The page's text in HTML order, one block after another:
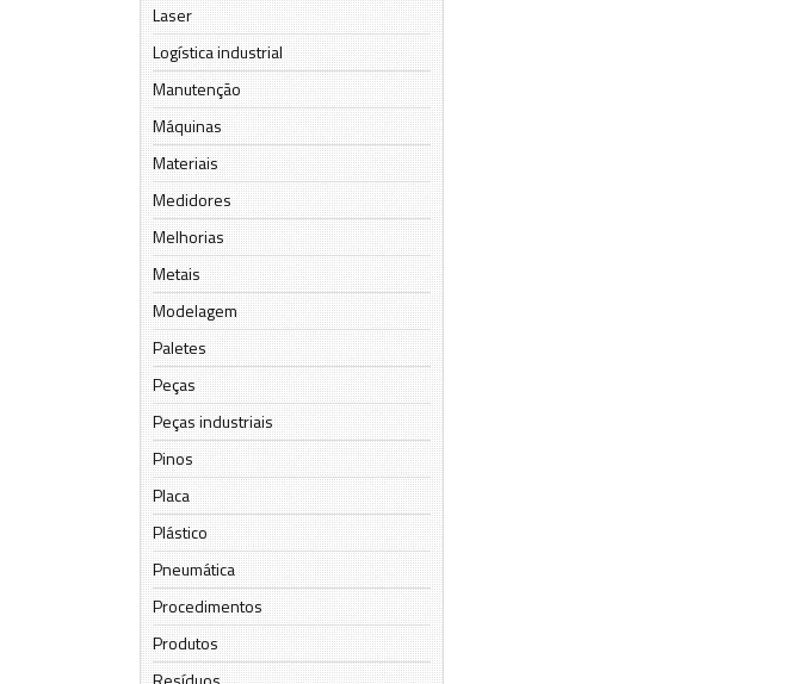
Laser
Logística industrial
Manutenção
Máquinas
Materiais
Medidores
Melhorias
Metais
Modelagem
Paletes
Peças
Peças industriais
Pinos
Placa
Plástico
Pneumática
Procedimentos
Produtos